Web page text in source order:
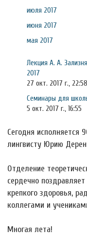
июля 2017
июня 2017
мая 2017
Лекция А. А.
2017
27 окт. 2017 г., 22:58
Семинары для
5 окт. 2017 г., 16:55
Сегодня исполняется
лингвисту Юрию
Отделение
сердечно
крепкого здоровья,
коллегами и
Многая лета!